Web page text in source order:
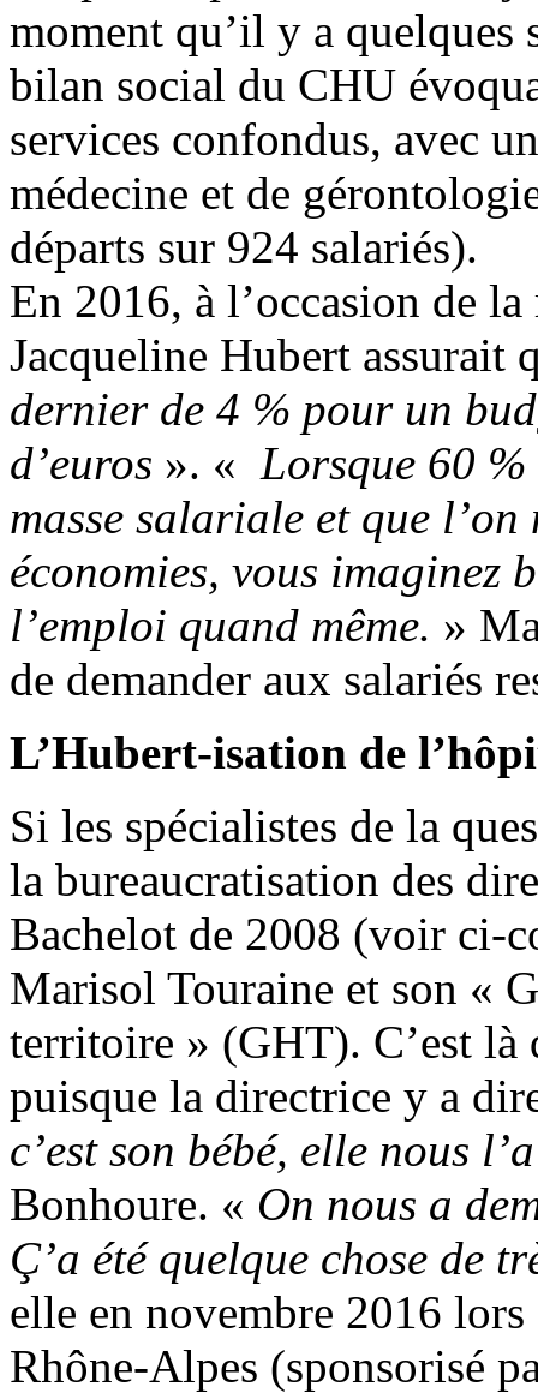
moment qu’il y a quelques
bilan social du CHU
services confondus, avec
médecine et de
départs sur 924 salariés).
En 2016, à l’occasion de
Jacqueline Hubert assurait
dernier de 4 % pour un
d’euros ». « Lorsque 60
masse salariale et que
économies, vous imaginez
l’emploi quand même. »
de demander aux salariés
L’Hubert-isation de
Si les spécialistes de la
la bureaucratisation des
Bachelot de 2008 (voir ci-
Marisol Touraine et son «
territoire » (GHT). C’est là
puisque la directrice y a
c’est son bébé, elle nous
Bonhoure. « On nous a
Ç’a été quelque chose de
elle en novembre 2016
Rhône-Alpes (sponsorisé